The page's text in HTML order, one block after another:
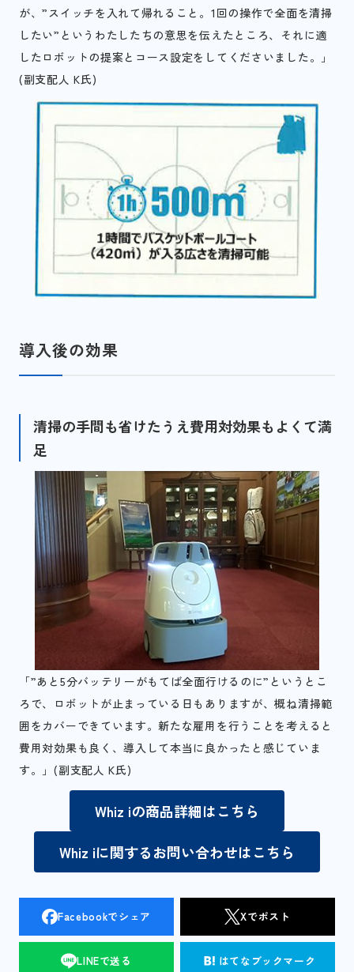
が、”スイッチを入れて帰れること。1回の操作で全面を清掃
したい”というわたしたちの意思を伝えたところ、それに適
したロボットの提案とコース設定をしてくださいました。」
(副支配人 K氏)
導入後の効果
清掃の手間も省けたうえ費用対効果もよくて満
足
「”あと5分バッテリーがもてば全面行けるのに”というとこ
ろで、ロボットが止まっている日もありますが、概ね清掃範
囲をカバーできています。新たな雇用を行うことを考えると
費用対効果も良く、導入して本当に良かったと感じていま
す。」(副支配人 K氏)
Whiz iの商品詳細はこちら
Whiz iに関するお問い合わせはこちら
Facebookでシェア Xでポスト
LINEで送る はてなブックマーク